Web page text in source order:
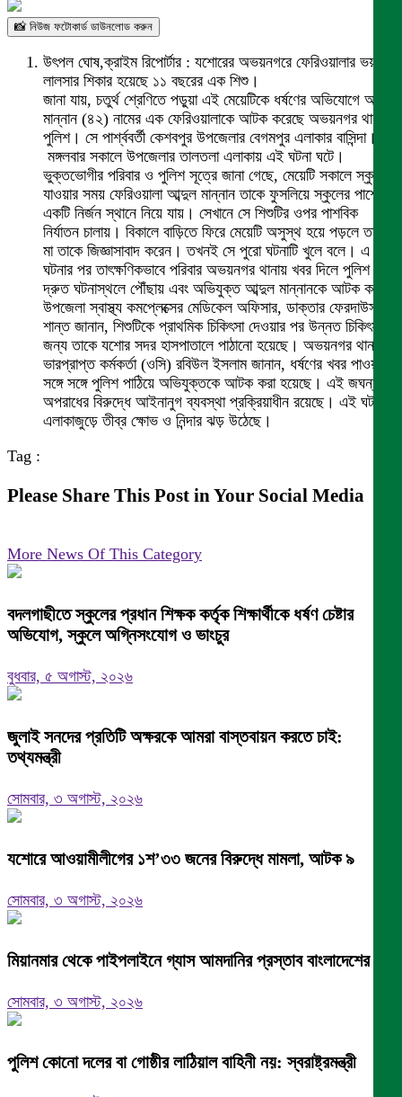
📸 নিউজ ফটোকার্ড ডাউনলোড করুন
‎উৎপল ঘোষ,ক্রাইম রিপোর্টার : যশোরের অভয়নগরে ফেরিওয়ালার ভয়াবহ
লালসার শিকার হয়েছে ১১ বছরের এক শিশু।
জানা যায়, চতুর্থ শ্রেণিতে পড়ুয়া এই মেয়েটিকে ধর্ষণের অভিযোগে আব্দুল
মান্নান (৪২) নামের এক ফেরিওয়ালাকে আটক করেছে অভয়নগর থানা
পুলিশ। সে পার্শ্ববর্তী কেশবপুর উপজেলার বেগমপুর এলাকার বাসিন্দা।
‎ মঙ্গলবার সকালে উপজেলার তালতলা এলাকায় এই ঘটনা ঘটে।
ভুক্তভোগীর পরিবার ও পুলিশ সূত্রে জানা গেছে, মেয়েটি সকালে স্কুলে
যাওয়ার সময় ফেরিওয়ালা আব্দুল মান্নান তাকে ফুসলিয়ে স্কুলের পাশের
একটি নির্জন স্থানে নিয়ে যায়। সেখানে সে শিশুটির ওপর পাশবিক
নির্যাতন চালায়। বিকালে বাড়িতে ফিরে মেয়েটি অসুস্থ হয়ে পড়লে তার
মা তাকে জিজ্ঞাসাবাদ করেন। তখনই সে পুরো ঘটনাটি খুলে বলে। এ
ঘটনার পর তাৎক্ষণিকভাবে পরিবার অভয়নগর থানায় খবর দিলে পুলিশ
দ্রুত ঘটনাস্থলে পৌঁছায় এবং অভিযুক্ত আব্দুল মান্নানকে আটক করে।
উপজেলা স্বাস্থ্য কমপ্লেক্সের মেডিকেল অফিসার, ডাক্তার ফেরদাউস
শান্ত জানান, শিশুটিকে প্রাথমিক চিকিৎসা দেওয়ার পর উন্নত চিকিৎসার
জন্য তাকে যশোর সদর হাসপাতালে পাঠানো হয়েছে। অভয়নগর থানার
ভারপ্রাপ্ত কর্মকর্তা (ওসি) রবিউল ইসলাম জানান, ধর্ষণের খবর পাওয়ার
সঙ্গে সঙ্গে পুলিশ পাঠিয়ে অভিযুক্তকে আটক করা হয়েছে। এই জঘন্য
অপরাধের বিরুদ্ধে আইনানুগ ব্যবস্থা প্রক্রিয়াধীন রয়েছে। এই ঘটনায়
এলাকাজুড়ে তীব্র ক্ষোভ ও নিন্দার ঝড় উঠেছে।
Tag :
Please Share This Post in Your Social Media
More News Of This Category
বদলগাছীতে স্কুলের প্রধান শিক্ষক কর্তৃক শিক্ষার্থীকে ধর্ষণ চেষ্টার
অভিযোগ, স্কুলে অগ্নিসংযোগ ও ভাংচুর
বুধবার, ৫ অগাস্ট, ২০২৬
জুলাই সনদের প্রতিটি অক্ষরকে আমরা বাস্তবায়ন করতে চাই:
তথ্যমন্ত্রী
সোমবার, ৩ অগাস্ট, ২০২৬
যশোরে আওয়ামীলীগের ১শ’৩৩ জনের বিরুদ্ধে মামলা, আটক ৯
সোমবার, ৩ অগাস্ট, ২০২৬
মিয়ানমার থেকে পাইপলাইনে গ্যাস আমদানির প্রস্তাব বাংলাদেশের
সোমবার, ৩ অগাস্ট, ২০২৬
পুলিশ কোনো দলের বা গোষ্ঠীর লাঠিয়াল বাহিনী নয়: স্বরাষ্ট্রমন্ত্রী